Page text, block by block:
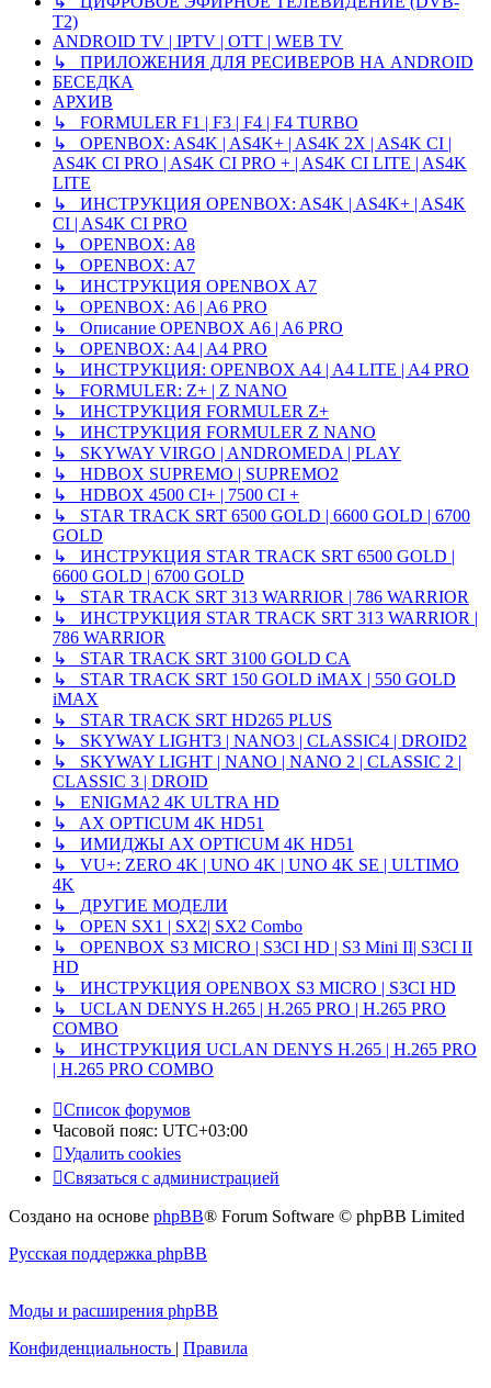
T2)
ANDROID TV | IPTV | OTT | WEB TV
↳ ПРИЛОЖЕНИЯ ДЛЯ РЕСИВЕРОВ НА ANDROID
БЕСЕДКА
АРХИВ
↳ FORMULER F1 | F3 | F4 | F4 TURBO
↳ OPENBOX: AS4K | AS4K+ | AS4K 2X | AS4K CI |
AS4K CI PRO | AS4K CI PRO + | AS4K CI LITE | AS4K
LITE
↳ ИНСТРУКЦИЯ OPENBOX: AS4K | AS4K+ | AS4K
CI | AS4K CI PRO
↳ OPENBOX: A8
↳ OPENBOX: A7
↳ ИНСТРУКЦИЯ OPENBOX A7
↳ OPENBOX: A6 | A6 PRO
↳ Описание OPENBOX A6 | A6 PRO
↳ OPENBOX: A4 | A4 PRO
↳ ИНСТРУКЦИЯ: OPENBOX A4 | A4 LITE | A4 PRO
↳ FORMULER: Z+ | Z NANO
↳ ИНСТРУКЦИЯ FORMULER Z+
↳ ИНСТРУКЦИЯ FORMULER Z NANO
↳ SKYWAY VIRGO | ANDROMEDA | PLAY
↳ HDBOX SUPREMO | SUPREMO2
↳ HDBOX 4500 CI+ | 7500 CI +
↳ STAR TRACK SRT 6500 GOLD | 6600 GOLD | 6700
GOLD
↳ ИНСТРУКЦИЯ STAR TRACK SRT 6500 GOLD |
6600 GOLD | 6700 GOLD
↳ STAR TRACK SRT 313 WARRIOR | 786 WARRIOR
↳ ИНСТРУКЦИЯ STAR TRACK SRT 313 WARRIOR |
786 WARRIOR
↳ STAR TRACK SRT 3100 GOLD CA
↳ STAR TRACK SRT 150 GOLD iMAX | 550 GOLD
iMAX
↳ STAR TRACK SRT HD265 PLUS
↳ SKYWAY LIGHT3 | NANO3 | CLASSIC4 | DROID2
↳ SKYWAY LIGHT | NANO | NANO 2 | CLASSIC 2 |
CLASSIC 3 | DROID
↳ ENIGMA2 4K ULTRA HD
↳ AX OPTICUM 4K HD51
↳ ИМИДЖЫ AX OPTICUM 4K HD51
↳ VU+: ZERO 4K | UNO 4K | UNO 4K SE | ULTIMO
4K
↳ ДРУГИЕ МОДЕЛИ
↳ OPEN SX1 | SX2| SX2 Combo
↳ OPENBOX S3 MICRO | S3CI HD | S3 Mini II| S3CI II
HD
↳ ИНСТРУКЦИЯ OPENBOX S3 MICRO | S3CI HD
↳ UCLAN DENYS H.265 | H.265 PRO | H.265 PRO
COMBO
↳ ИНСТРУКЦИЯ UCLAN DENYS H.265 | H.265 PRO
| H.265 PRO COMBO
Список форумов
Часовой пояс: UTC+03:00
Удалить cookies
Связаться с администрацией
Создано на основе phpBB® Forum Software © phpBB Limited
Русская поддержка phpBB
Моды и расширения phpBB
Конфиденциальность | Правила